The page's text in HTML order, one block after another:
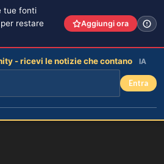
tue fonti
restare
Aggiungi ora
- ricevi le notizie che contano IA
Entra